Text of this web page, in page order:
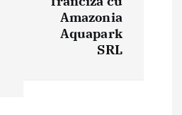
Amazonia
Aquapark
SRL